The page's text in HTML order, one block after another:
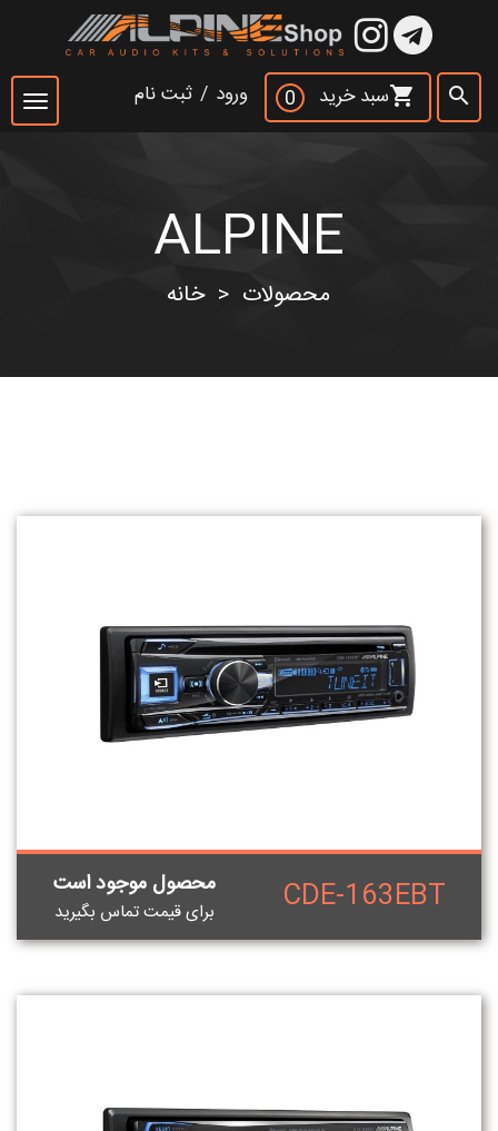
ورود / ثبت نام search
0 سبد خریدshopping_cart
Toggle
navigation
ALPINE
خانه > محصولات
CDE-163EBT محصول موجود است
برای قيمت تماس بگيريد
×
search جست و جو